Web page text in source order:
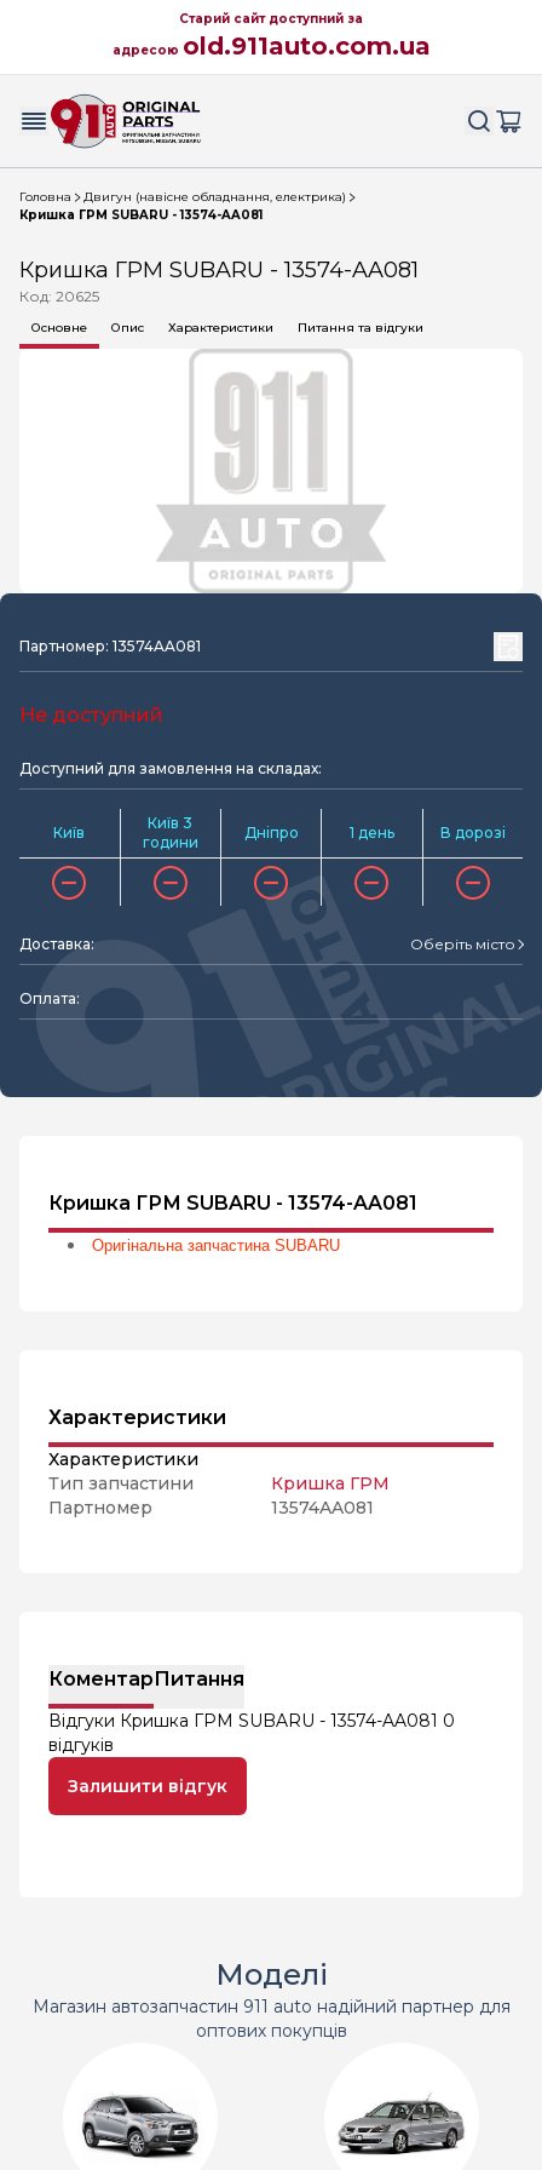
Старий сайт доступний за
адресою old.911auto.com.ua
Головна
Двигун (навісне обладнання, електрика)
Кришка ГРМ SUBARU - 13574-AA081
Кришка ГРМ SUBARU - 13574-AA081
Код: 20625
Основне Опис Характеристики Питання та відгуки
Партномер: 13574AA081
Не доступний
Доступний для замовлення на складах:
Київ
Київ 3
години
Дніпро 1 день В дорозі
Доставка: Оберіть місто
Оплата:
Кришка ГРМ SUBARU - 13574-AA081
Оригінальна запчастина SUBARU
Характеристики
Характеристики
Тип запчастини
Кришка ГРМ
Партномер
13574AA081
КоментарПитання
Відгуки Кришка ГРМ SUBARU - 13574-AA081 0
відгуків
Залишити відгук
Моделі
Магазин автозапчастин 911 auto надійний партнер для
оптових покупців